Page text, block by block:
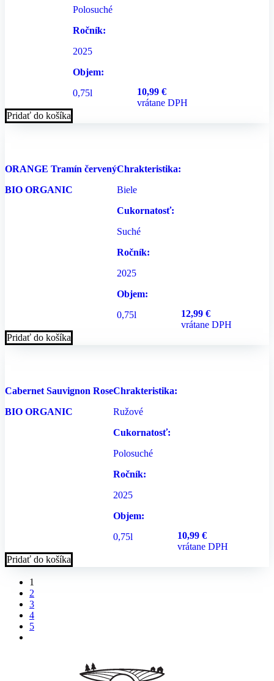
Polosuché
Ročník:
2025
Objem:
0,75l
10,99 €
vrátane DPH
Pridať do košíka
ORANGE Tramín červený
BIO ORGANIC
Chrakteristika:
Biele
Cukornatosť:
Suché
Ročník:
2025
Objem:
0,75l
12,99 €
vrátane DPH
Pridať do košíka
Cabernet Sauvignon Rose
BIO ORGANIC
Chrakteristika:
Ružové
Cukornatosť:
Polosuché
Ročník:
2025
Objem:
0,75l
10,99 €
vrátane DPH
Pridať do košíka
1
2
3
4
5